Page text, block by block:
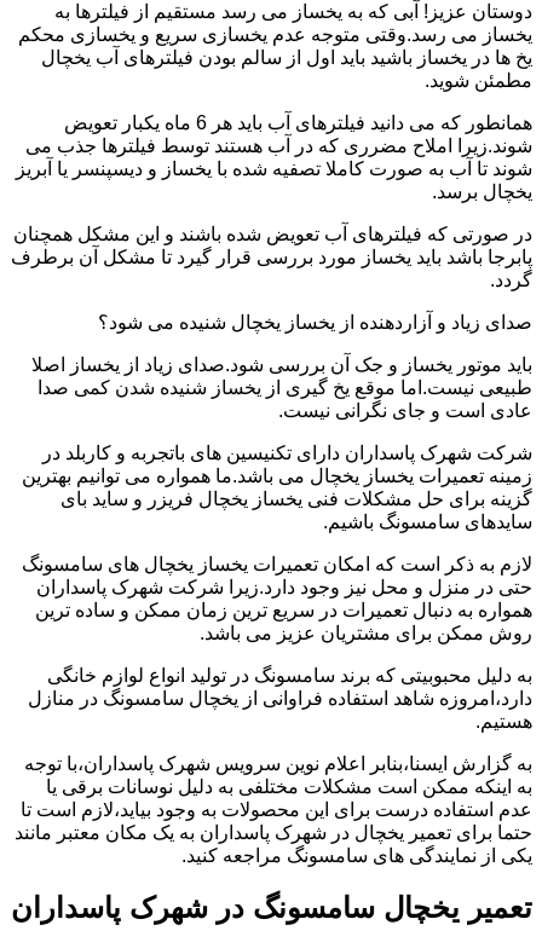
دوستان عزیز! آبی که به یخساز می رسد مستقیم از فیلترها به
یخساز می رسد.وقتی متوجه عدم یخسازی سریع و یخسازی محکم
یخ ها در یخساز باشید باید اول از سالم بودن فیلترهای آب یخچال
مطمئن شوید.
همانطور که می دانید فیلترهای آب باید هر 6 ماه یکبار تعویض
شوند.زیرا املاح مضرری که در آب هستند توسط فیلترها جذب می
شوند تا آب به صورت کاملا تصفیه شده با یخساز و دیسپنسر یا آبریز
یخچال برسد.
در صورتی که فیلترهای آب تعویض شده باشند و این مشکل همچنان
پابرجا باشد باید یخساز مورد بررسی قرار گیرد تا مشکل آن برطرف
گردد.
صدای زیاد و آزاردهنده از یخساز یخچال شنیده می شود؟
باید موتور یخساز و جک آن بررسی شود.صدای زیاد از یخساز اصلا
طبیعی نیست.اما موقع یخ گیری از یخساز شنیده شدن کمی صدا
عادی است و جای نگرانی نیست.
شرکت شهرک پاسداران دارای تکنیسین های باتجربه و کاربلد در
زمینه تعمیرات یخساز یخچال می باشد.ما همواره می توانیم بهترین
گزینه برای حل مشکلات فنی یخساز یخچال فریزر و ساید بای
سایدهای سامسونگ باشیم.
لازم به ذکر است که امکان تعمیرات یخساز یخچال های سامسونگ
حتی در منزل و محل نیز وجود دارد.زیرا شرکت شهرک پاسداران
همواره به دنبال تعمیرات در سریع ترین زمان ممکن و ساده ترین
روش ممکن برای مشتریان عزیز می باشد.
به دلیل محبوبیتی که برند سامسونگ در تولید انواع لوازم خانگی
دارد،امروزه شاهد استفاده فراوانی از یخچال سامسونگ در منازل
هستیم.
به گزارش ایسنا،بنابر اعلام نوین سرویس شهرک پاسداران،با توجه
به اینکه ممکن است مشکلات مختلفی به دلیل نوسانات برقی یا
عدم استفاده درست برای این محصولات به وجود بیاید،لازم است تا
حتما برای تعمیر یخچال در شهرک پاسداران به یک مکان معتبر مانند
یکی از نمایندگی های سامسونگ مراجعه کنید.
تعمیر یخچال سامسونگ در شهرک پاسداران